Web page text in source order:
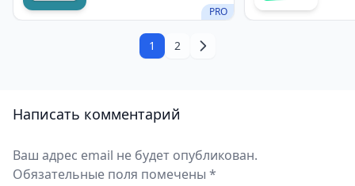
Минусы Почта Mail.ru
Реклама в бесплатной версии приложения
Ограничение на объем вложения в письме (не
текста в письме
Почта Mail.ru: удобное приложение для
электронной почты на Андроид
PRO
1 2
Написать комментарий
Ваш адрес email не будет опубликован.
Обязательные поля помечены *